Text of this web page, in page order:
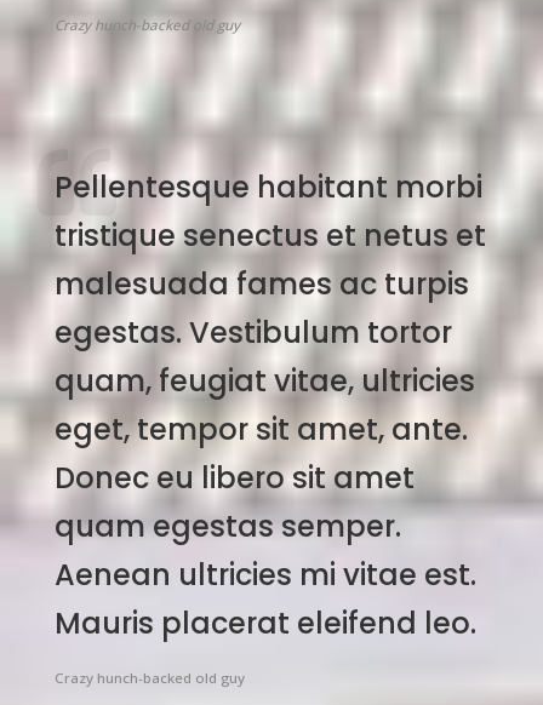
Crazy hunch-backed old guy
Pellentesque habitant morbi
tristique senectus et netus et
malesuada fames ac turpis
egestas. Vestibulum tortor
quam, feugiat vitae, ultricies
eget, tempor sit amet, ante.
Donec eu libero sit amet
quam egestas semper.
Aenean ultricies mi vitae est.
Mauris placerat eleifend leo.
Crazy hunch-backed old guy